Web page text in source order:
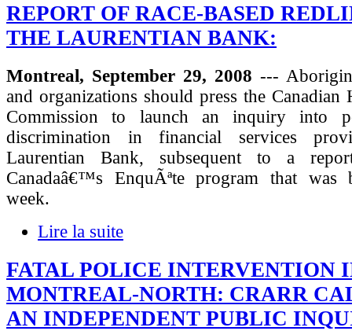
REPORT OF RACE-BASED
THE LAURENTIAN BANK:
Montreal, September 29, 2008 ---
and organizations should press the Canadian
Commission to launch an inquiry into
discrimination in financial services
Laurentian Bank, subsequent to a
Canadaâ€™s EnquÃªte program that was
week.
Lire la suite
FATAL POLICE INTERVENTION
MONTREAL-NORTH: CRARR
AN INDEPENDENT PUBLIC